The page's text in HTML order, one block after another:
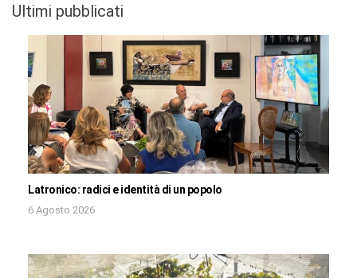
Ultimi pubblicati
Latronico: radici e identità di un popolo
6 Agosto 2026